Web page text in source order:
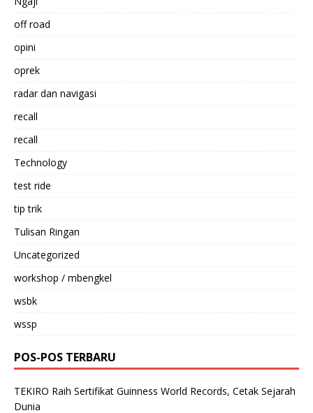
off road
opini
oprek
radar dan navigasi
recall
recall
Technology
test ride
tip trik
Tulisan Ringan
Uncategorized
workshop / mbengkel
wsbk
wssp
POS-POS TERBARU
TEKIRO Raih Sertifikat Guinness World Records, Cetak Sejarah
Dunia